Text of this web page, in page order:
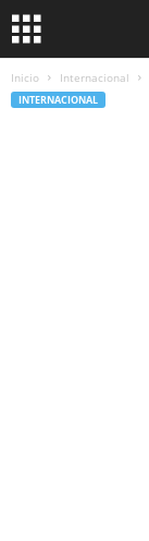
Inicio Internacional
INTERNACIONAL